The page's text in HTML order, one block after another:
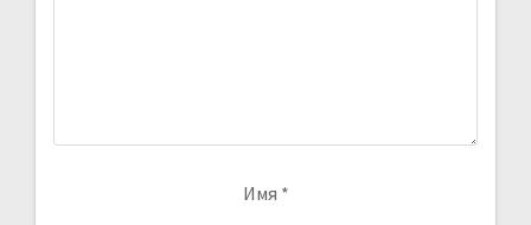
Имя *